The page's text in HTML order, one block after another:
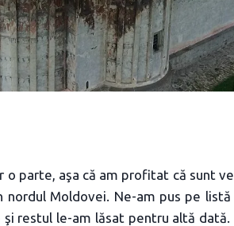
o parte, aşa că am profitat că sunt
Moldovei. Ne-am pus pe listă
restul le-am lăsat pentru altă dată.